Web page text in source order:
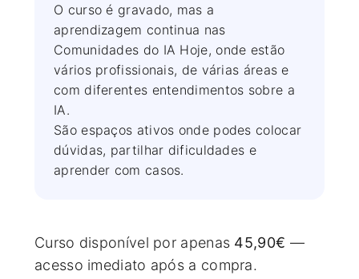
O curso é gravado, mas a
aprendizagem continua nas
Comunidades do IA Hoje, onde estão
vários profissionais, de várias áreas e
com diferentes entendimentos sobre a
IA.
São espaços ativos onde podes colocar
dúvidas, partilhar dificuldades e
aprender com casos.
Curso disponível por apenas 45,90€ —
acesso imediato após a compra.